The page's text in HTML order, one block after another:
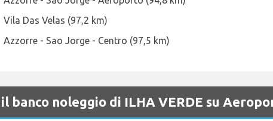
Vila Das Velas (97,2 km)
Azzorre - Sao Jorge - Centro (97,5 km)
banco noleggio di ILHA VERDE su